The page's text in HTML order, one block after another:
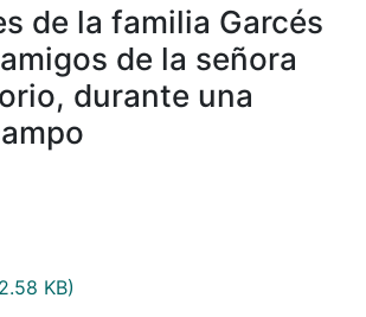
de la familia Garcés
de la señora
durante una
KB)